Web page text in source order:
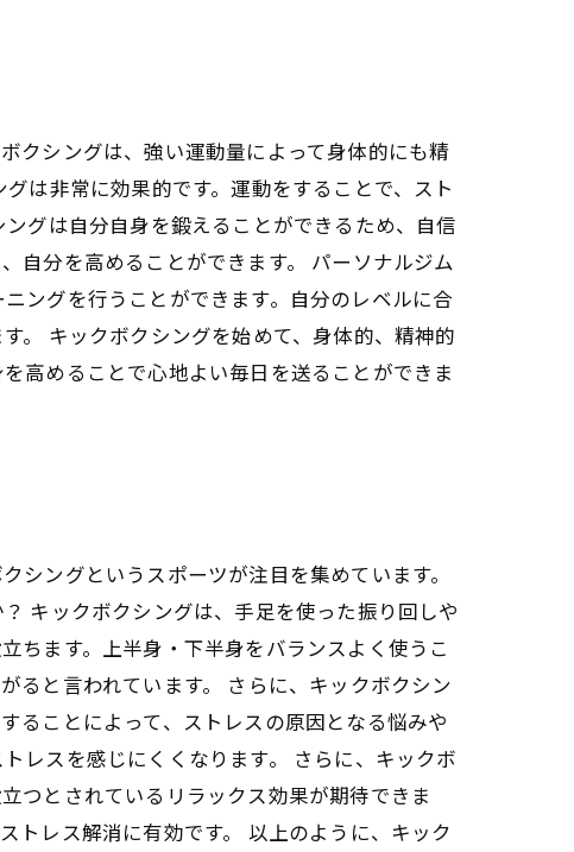
クシングは、強い運動量によって身体的にも精
は非常に効果的です。運動をすることで、スト
グは自分自身を鍛えることができるため、自信
自分を高めることができます。 パーソナルジム
ングを行うことができます。自分のレベルに合
。 キックボクシングを始めて、身体的、精神的
高めることで心地よい毎日を送ることができま
ングというスポーツが注目を集めています。
キックボクシングは、手足を使った振り回しや
ちます。上半身・下半身をバランスよく使うこ
ると言われています。 さらに、キックボクシン
ることによって、ストレスの原因となる悩みや
レスを感じにくくなります。 さらに、キックボ
つとされているリラックス効果が期待できま
トレス解消に有効です。 以上のように、キック